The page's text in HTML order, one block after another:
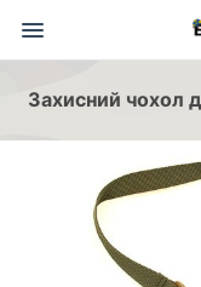
Захисний чохол